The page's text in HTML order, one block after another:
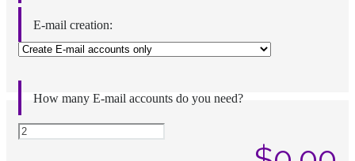
E-mail creation:
How many E-mail accounts do you need?